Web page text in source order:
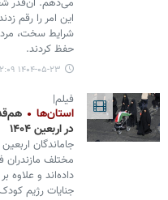
می‌دهم. آن‌قدر
این امر را رقم
شرایط سخت،
حفظ کردند.
۱۴۰۴-۰۵-۲۳ ۲۲:۰۹
فیلم|
استان‌ها
در اربعین ۱۴۰۴
جاماندگان
مختلف مازندران
داده‌اند و علاوه
جنایات رژیم